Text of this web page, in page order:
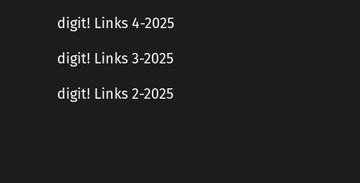
digit! Links 4-2025
digit! Links 3-2025
digit! Links 2-2025